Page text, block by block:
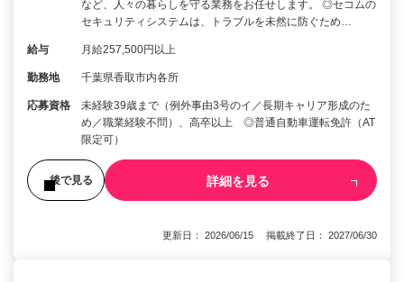
など、人々の暮らしを守る業務をお任せします。 ◎セコムの
セキュリティシステムは、トラブルを未然に防ぐため…
給与 月給257,500円以上
勤務地 千葉県香取市内各所
応募資格
未経験39歳まで（例外事由3号のイ／長期キャリア形成のた
め／職業経験不問）、高卒以上 ◎普通自動車運転免許（AT
限定可）
後で見る 詳細を見る
更新日： 2026/06/15 掲載終了日： 2027/06/30